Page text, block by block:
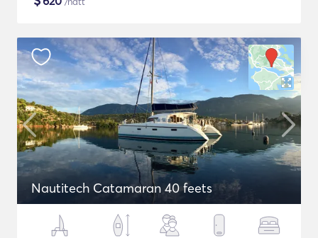
Nautitech Catamaran 40 feets